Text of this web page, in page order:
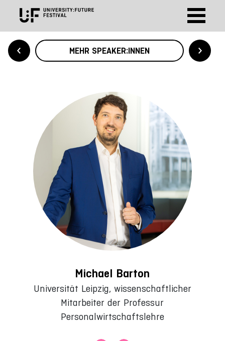
MEHR SPEAKER:INNEN
Michael Barton
Universität Leipzig, wissenschaftlicher
Mitarbeiter der Professur
Personalwirtschaftslehre